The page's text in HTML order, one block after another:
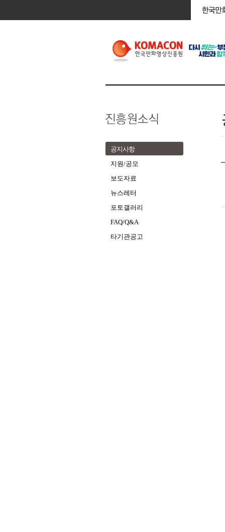
공지사항
지원/공모
보도자료
뉴스레터
포토갤러리
FAQ/Q&A
타기관공고